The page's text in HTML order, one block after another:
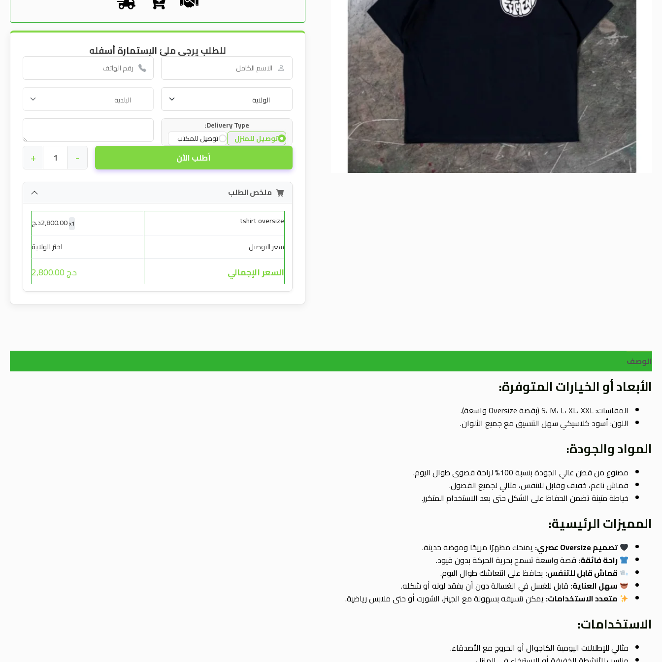
للطلب يرجى ملئ الإستمارة أسفله
Delivery Type:
توصيل للمنزل
توصيل للمكتب
أطلب الأن -
+
ملخص الطلب
tshirt oversize
x1
2,800.00د.ج
سعر التوصيل
اختر الولاية
السعر الإجمالي د.ج 2,800.00
الوصف
الأبعاد أو الخيارات المتوفرة:
المقاسات: S، M، L، XL، XXL (بقصة Oversize واسعة).
اللون: أسود كلاسيكي سهل التنسيق مع جميع الألوان.
المواد والجودة:
مصنوع من قطن عالي الجودة بنسبة 100% لراحة قصوى طوال اليوم.
قماش ناعم، خفيف وقابل للتنفس، مثالي لجميع الفصول.
خياطة متينة تضمن الحفاظ على الشكل حتى بعد الاستخدام المتكرر.
المميزات الرئيسية:
تصميم Oversize عصري:
يمنحك مظهرًا مريحًا وموضة حديثة.
راحة فائقة: قصة واسعة تسمح بحرية الحركة بدون قيود.
قماش قابل للتنفس: يحافظ على انتعاشك طوال اليوم.
سهل العناية: قابل للغسل في الغسالة دون أن يفقد لونه أو شكله.
متعدد الاستخدامات: يمكن تنسيقه بسهولة مع الجينز، الشورت أو حتى ملابس رياضية.
الاستخدامات:
مثالي للإطلالات اليومية الكاجوال أو الخروج مع الأصدقاء.